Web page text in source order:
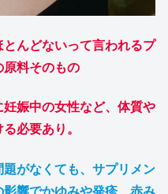
んどないって言われるプ
料そのもの
娠中の女性など、体質や
必要あり。
がなくても、サプリメン
響でかゆみや発疹、赤み